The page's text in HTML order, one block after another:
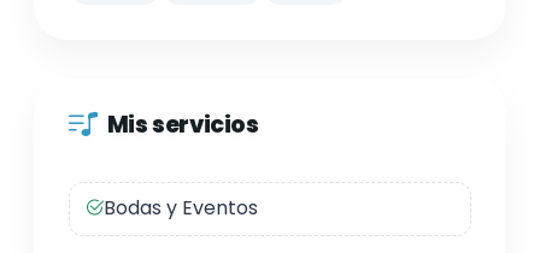
Mis servicios
Bodas y Eventos